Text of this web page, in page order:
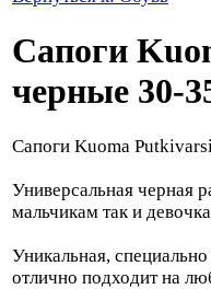
Сапоги
черные 30-
Сапоги Kuoma
Универсальная черная
мальчикам так и
Уникальная,
отлично подходит на